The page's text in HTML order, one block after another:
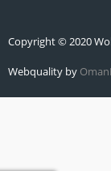
Copyright © 2020
Webquality by